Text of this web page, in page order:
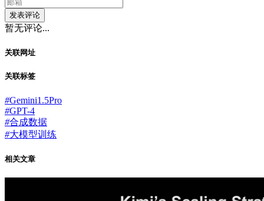
发表评论
暂无评论...
关联网址
关联标签
#Gemini1.5Pro
#GPT-4
#合成数据
#大模型训练
相关文章